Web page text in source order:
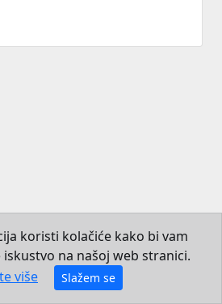
koristi kolačiće kako bi vam
na našoj web stranici.
više
Slažem se
hrvatski jezik i jezikoslovlje
JB Mechatronics